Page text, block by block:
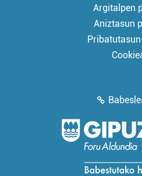
Argitalpen
Aniztasun